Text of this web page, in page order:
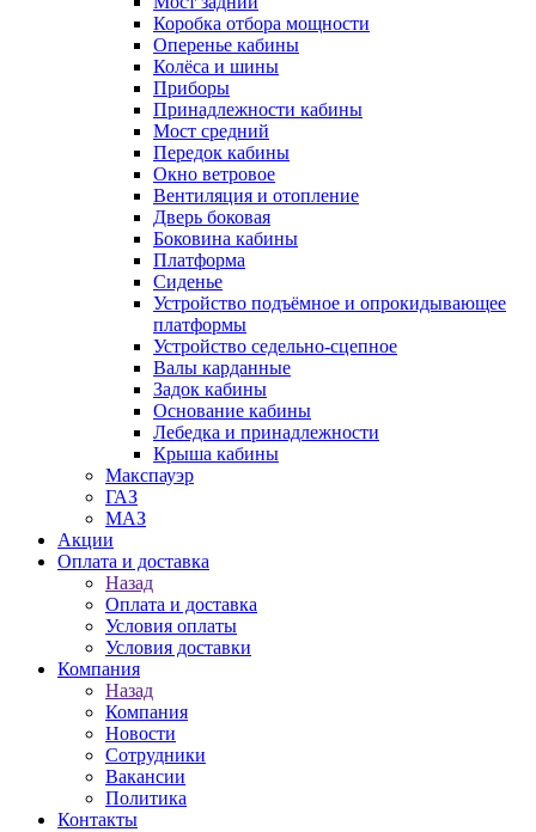
Коробка отбора мощности
Оперенье кабины
Колёса и шины
Приборы
Принадлежности кабины
Мост средний
Передок кабины
Окно ветровое
Вентиляция и отопление
Дверь боковая
Боковина кабины
Платформа
Сиденье
Устройство подъёмное и опрокидывающее
платформы
Устройство седельно-сцепное
Валы карданные
Задок кабины
Основание кабины
Лебедка и принадлежности
Крыша кабины
Макспауэр
ГАЗ
МАЗ
Акции
Оплата и доставка
Назад
Оплата и доставка
Условия оплаты
Условия доставки
Компания
Назад
Компания
Новости
Сотрудники
Вакансии
Политика
Контакты